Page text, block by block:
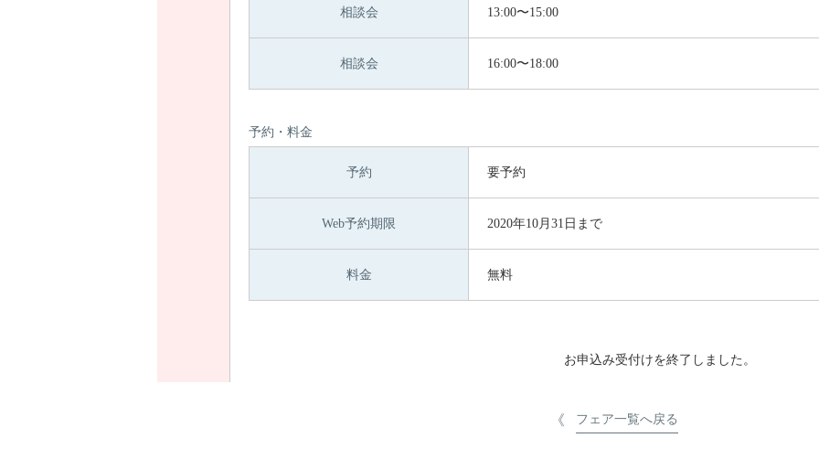
相談会 13:00〜15:00
相談会 16:00〜18:00
予約・料金
予約 要予約
Web予約期限 2020年10月31日まで
料金 無料
お申込み受付けを終了しました。
フェア一覧へ戻る